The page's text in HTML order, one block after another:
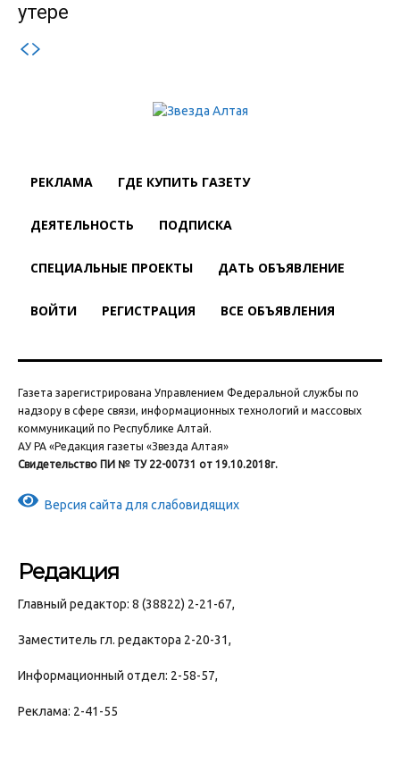
утере
РЕКЛАМА ГДЕ КУПИТЬ ГАЗЕТУ
ДЕЯТЕЛЬНОСТЬ ПОДПИСКА
СПЕЦИАЛЬНЫЕ ПРОЕКТЫ ДАТЬ ОБЪЯВЛЕНИЕ
ВОЙТИ РЕГИСТРАЦИЯ ВСЕ ОБЪЯВЛЕНИЯ
Газета зарегистрирована Управлением Федеральной службы по
надзору в сфере связи, информационных технологий и массовых
коммуникаций по Республике Алтай.
АУ РА «Редакция газеты «Звезда Алтая»
Свидетельство ПИ № ТУ 22-00731 от 19.10.2018г.
Версия сайта для слабовидящих
Редакция
Главный редактор: 8 (38822) 2-21-67,
Заместитель гл. редактора 2-20-31,
Информационный отдел: 2-58-57,
Реклама: 2-41-55